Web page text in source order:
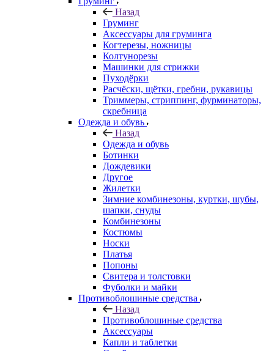
Назад
Груминг
Аксессуары для груминга
Когтерезы, ножницы
Колтунорезы
Машинки для стрижки
Пуходёрки
Расчёски, щётки, гребни, рукавицы
Триммеры, стриппинг, фурминаторы,
скребница
Одежда и обувь
Назад
Одежда и обувь
Ботинки
Дождевики
Другое
Жилетки
Зимние комбинезоны, куртки, шубы,
шапки, снуды
Комбинезоны
Костюмы
Носки
Платья
Попоны
Свитера и толстовки
Фуболки и майки
Противоблошиные средства
Назад
Противоблошиные средства
Аксессуары
Капли и таблетки